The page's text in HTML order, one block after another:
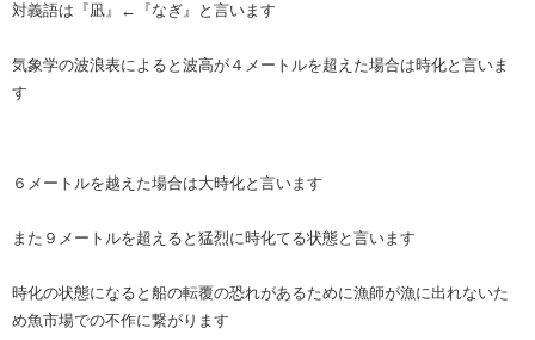
対義語は『凪』←『なぎ』と言います
気象学の波浪表によると波高が４メートルを超えた場合は時化と言いま
す
６メートルを越えた場合は大時化と言います
また９メートルを超えると猛烈に時化てる状態と言います
時化の状態になると船の転覆の恐れがあるために漁師が漁に出れないた
め魚市場での不作に繋がります